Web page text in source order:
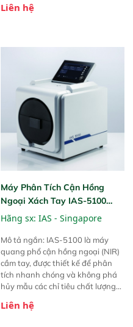
hỗ trợ tản nhiệt tăng cường và đã
năng theo dõi thông số theo thời
gian thực và trực quan hóa dữ
liệu để tăng chỉ số ROI cho doanh
Liên hệ
Máy Phân Tích Cận Hồng
Ngoại Xách Tay IAS-5100
(Portable NIR Analyzer)
Hãng sx: IAS - Singapore
Mô tả ngắn: IAS-5100 là máy
quang phổ cận hồng ngoại (NIR)
cầm tay, được thiết kế để phân
tích nhanh chóng và không phá
hủy mẫu các chỉ tiêu chất lượng
Thiết bị linh hoạt cho nhiều kịch
Liên hệ